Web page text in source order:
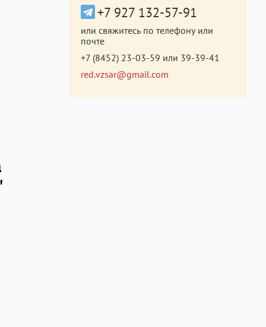
+7 927 132-57-91
или свяжитесь по телефону или
почте
+7 (8452) 23-03-59 или 39-39-41
red.vzsar@gmail.com